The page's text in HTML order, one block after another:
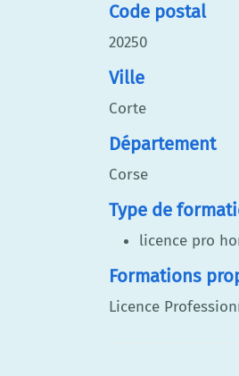
Code postal
20250
Ville
Corte
Département
Corse
Type de
licence pro
Formations
Licence